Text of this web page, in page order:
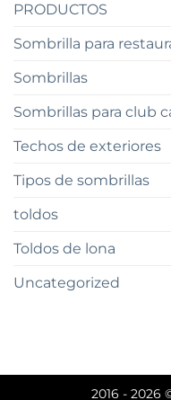
PRODUCTOS
Sombrilla para
Sombrillas
Sombrillas para club
Techos de exteriores
Tipos de sombrillas
toldos
Toldos de lona
Uncategorized
2016 - 2026